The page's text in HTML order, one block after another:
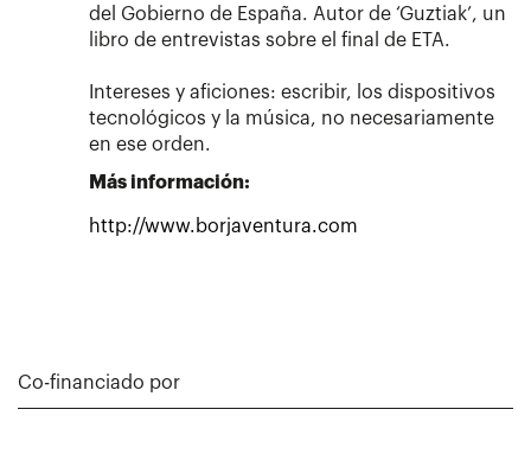
del Gobierno de España. Autor de ‘Guztiak’, un
libro de entrevistas sobre el final de ETA.
Intereses y aficiones: escribir, los dispositivos
tecnológicos y la música, no necesariamente
en ese orden.
Más información:
http://www.borjaventura.com
Co-financiado por